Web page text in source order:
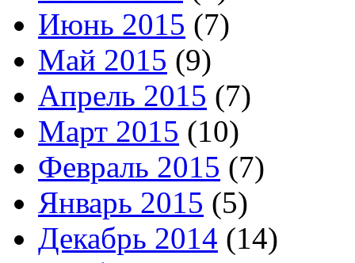
Июнь 2015 (7)
Май 2015 (9)
Апрель 2015 (7)
Март 2015 (10)
Февраль 2015 (7)
Январь 2015 (5)
Декабрь 2014 (14)